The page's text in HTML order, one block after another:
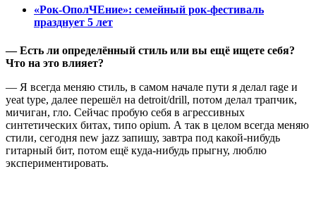
«Рок-ОполЧЕние»: семейный рок-фестиваль
празднует 5 лет
— Есть ли определённый стиль или вы ещё ищете себя?
Что на это влияет?
— Я всегда меняю стиль, в самом начале пути я делал rage и
yeat type, далее перешёл на detroit/drill, потом делал трапчик,
мичиган, гло. Сейчас пробую себя в агрессивных
синтетических битах, типо opium. А так в целом всегда меняю
стили, сегодня new jazz запишу, завтра под какой-нибудь
гитарный бит, потом ещё куда-нибудь прыгну, люблю
экспериментировать.